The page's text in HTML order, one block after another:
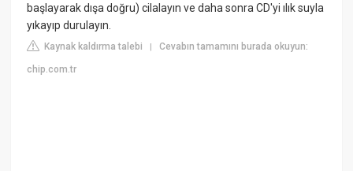
başlayarak dışa doğru) cilalayın ve daha sonra CD'yi ılık suyla
yıkayıp durulayın.
Kaynak kaldırma talebi |Cevabın tamamını burada okuyun:
chip.com.tr